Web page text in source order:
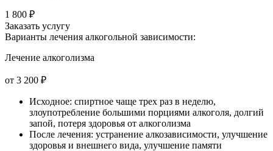
1 800 ₽
Заказать услугу
Варианты лечения алкогольной зависимости:
Лечение алкоголизма
от 3 200 ₽
Исходное: спиртное чаще трех раз в неделю,
злоупотребление большими порциями алкоголя, долгий
запой, потеря здоровья от алкоголизма
После лечения: устранение алкозависимости, улучшение
здоровья и внешнего вида, улучшение памяти